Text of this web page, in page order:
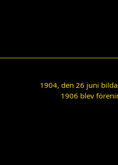
1904, den 26 juni
1906 blev